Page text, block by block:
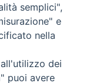
NEWS
ANTENATI
semplici",
e
nella
dei
puoi avere